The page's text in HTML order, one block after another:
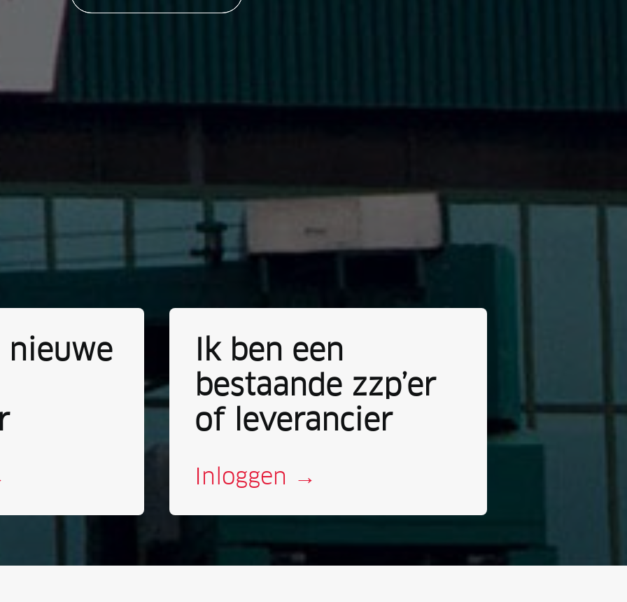
nieuwe
Ik ben een
bestaande zzp’er
of leverancier
Inloggen →